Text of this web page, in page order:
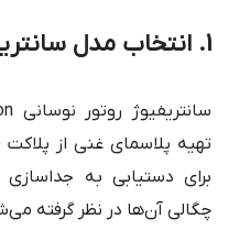
1. انتخاب مدل سانتریفیوژ
برای دستیابی به